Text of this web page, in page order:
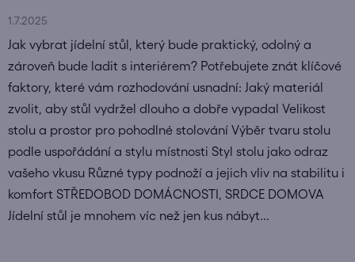
1.7.2025
Jak vybrat jídelní stůl, který bude praktický, odolný a
zároveň bude ladit s interiérem? Potřebujete znát klíčové
faktory, které vám rozhodování usnadní: Jaký materiál
zvolit, aby stůl vydržel dlouho a dobře vypadal Velikost
stolu a prostor pro pohodlné stolování Výběr tvaru stolu
podle uspořádání a stylu místnosti Styl stolu jako odraz
vašeho vkusu Různé typy podnoží a jejich vliv na stabilitu i
komfort STŘEDOBOD DOMÁCNOSTI, SRDCE DOMOVA
Jídelní stůl je mnohem víc než jen kus nábyt...